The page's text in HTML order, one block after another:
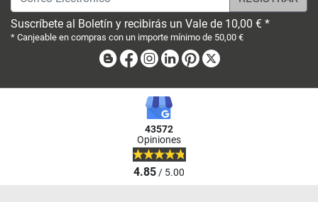
Suscríbete al Boletín y recibirás un Vale de 10,00 € *
* Canjeable en compras con un importe mínimo de 50,00 €
BlogFacebook
Instagram
LinkedinPinterest
43572
Opiniones
4.85/ 5.00